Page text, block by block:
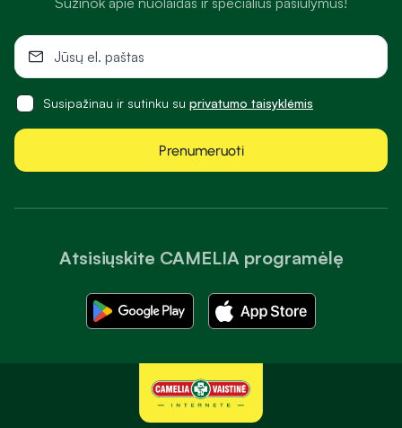
Atsisiųskite CAMELIA programėlę
Susipažinau ir sutinku su privatumo taisyklėmis
Prenumeruoti